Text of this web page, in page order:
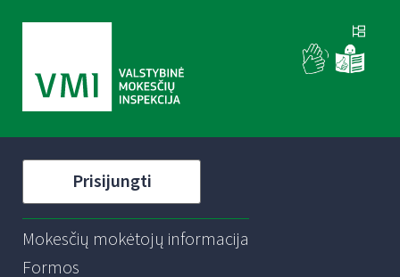
Prisijungti
Mokesčių mokėtojų informacija
Formos